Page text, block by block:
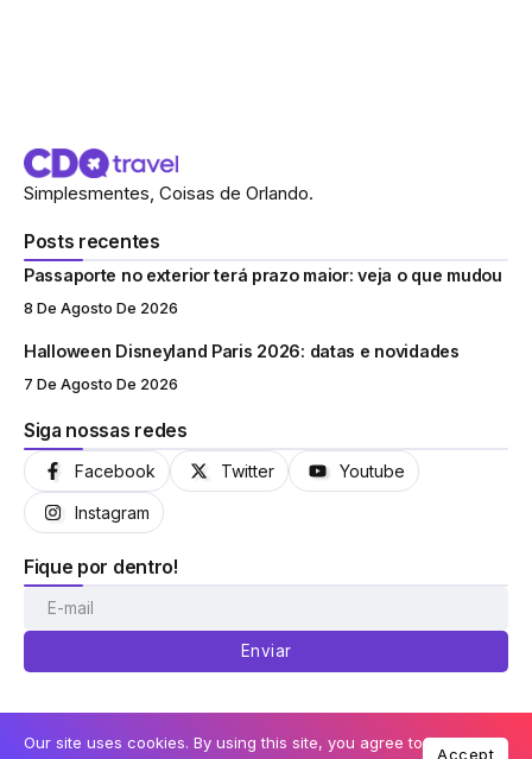
Simplesmentes, Coisas de Orlando.
Posts recentes
Passaporte no exterior terá prazo maior: veja o que mudou
8 De Agosto De 2026
Halloween Disneyland Paris 2026: datas e novidades
7 De Agosto De 2026
Siga nossas redes
Facebook Twitter Youtube
Instagram
Fique por dentro!
Enviar
Our site uses cookies. By using this site, you agree to
Accept